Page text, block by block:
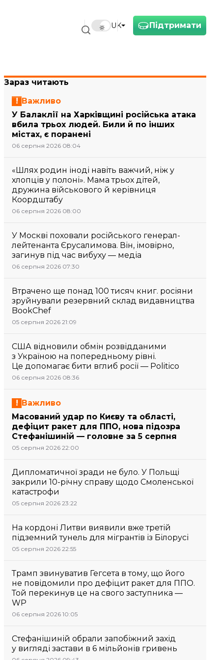
Підтримати
UK
Зараз читають
Важливо
У Балаклії на Харківщині російська атака
вбила трьох людей. Били й по інших
містах, є поранені
06 серпня 2026 08:04
«Шлях родин іноді навіть важчий, ніж у
хлопців у полоні». Мама трьох дітей,
дружина військового й керівниця
Коордштабу
06 серпня 2026 08:00
У Москві поховали російського генерал-
лейтенанта Єрусалимова. Він, імовірно,
загинув під час вибуху — медіа
06 серпня 2026 07:30
Втрачено ще понад 100 тисяч книг. росіяни
зруйнували резервний склад видавництва
BookChef
05 серпня 2026 21:09
США відновили обмін розвідданими
з Україною на попередньому рівні.
Це допомагає бити вглиб росії — Politico
06 серпня 2026 08:36
Важливо
Масований удар по Києву та області,
дефіцит ракет для ППО, нова підозра
Стефанішиній — головне за 5 серпня
05 серпня 2026 22:00
Дипломатичної зради не було. У Польщі
закрили 10-річну справу щодо Смоленської
катастрофи
05 серпня 2026 23:22
На кордоні Литви виявили вже третій
підземний тунель для мігрантів із Білорусі
05 серпня 2026 22:55
Трамп звинуватив Гегсета в тому, що його
не повідомили про дефіцит ракет для ППО.
Той перекинув це на свого заступника —
WP
06 серпня 2026 10:05
Стефанішиній обрали запобіжний захід
у вигляді застави в 6 мільйонів гривень